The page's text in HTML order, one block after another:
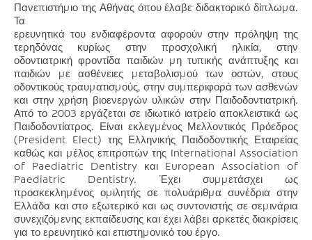
Πανεπιστήμιο της Αθήνας όπου έλαβε διδακτορικό δίπλωμα.
Τα
ερευνητικά του ενδιαφέροντα αφορούν στην πρόληψη της
τερηδόνας κυρίως στην προσχολική ηλικία, στην
οδοντιατρική φροντίδα παιδιών μη τυπικής ανάπτυξης και
παιδιών με ασθένειες μεταβολισμού των οστών, στους
οδοντικούς τραυματισμούς, στην συμπεριφορά των ασθενών
και στην χρήση βιοενεργών υλικών στην Παιδοδοντιατρική.
Από το 2003 εργάζεται σε ιδιωτικό ιατρείο αποκλειστικά ως
Παιδοδοντίατρος. Είναι εκλεγμένος Μελλοντικός Πρόεδρος
(President Elect) της Ελληνικής Παιδοδοντικής Εταιρείας
καθώς και μέλος επιτροπών της International Association
of Paediatric Dentistry και European Association of
Paediatric Dentistry. Έχει συμμετάσχει ως
προσκεκλημένος ομιλητής σε πολυάριθμα συνέδρια στην
Ελλάδα και στο εξωτερικό και ως συντονιστής σε σεμινάρια
συνεχιζόμενης εκπαίδευσης και έχει λάβει αρκετές διακρίσεις
για το ερευνητικό και επιστημονικό του έργο.